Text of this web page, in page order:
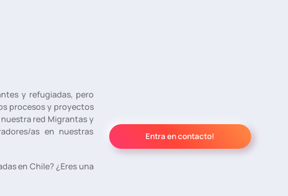
y refugiadas, pero
procesos y proyectos
red Migrantas y
as en nuestras
en Chile? ¿Eres una
Entra en contacto!